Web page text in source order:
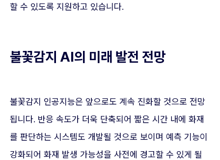
할 수 있도록 지원하고 있습니다.
불꽃감지 AI의 미래 발전 전망
불꽃감지 인공지능은 앞으로도 계속 진화할 것으로 전망
됩니다. 반응 속도가 더욱 단축되어 짧은 시간 내에 화재
를 판단하는 시스템도 개발될 것으로 보이며 예측 기능이
강화되어 화재 발생 가능성을 사전에 경고할 수 있게 될